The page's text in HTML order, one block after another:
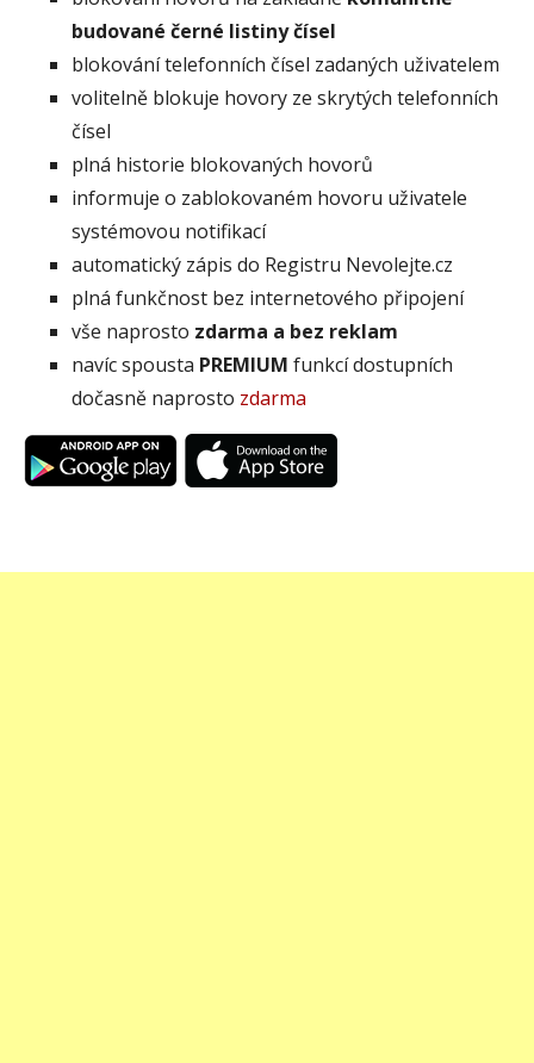
budované černé listiny čísel
blokování telefonních čísel zadaných uživatelem
volitelně blokuje hovory ze skrytých telefonních
čísel
plná historie blokovaných hovorů
informuje o zablokovaném hovoru uživatele
systémovou notifikací
automatický zápis do Registru Nevolejte.cz
plná funkčnost bez internetového připojení
vše naprosto zdarma a bez reklam
navíc spousta PREMIUM funkcí dostupních
dočasně naprosto zdarma